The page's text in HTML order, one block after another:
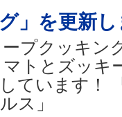
」を更新
プクッキン
トとズッキ
ています！
ス」